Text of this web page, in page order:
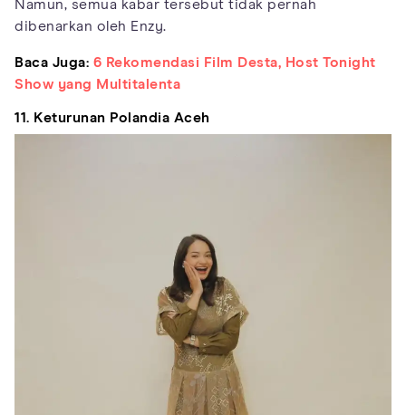
Namun, semua kabar tersebut tidak pernah
dibenarkan oleh Enzy.
Baca Juga: 6 Rekomendasi Film Desta, Host Tonight
Show yang Multitalenta
11. Keturunan Polandia Aceh